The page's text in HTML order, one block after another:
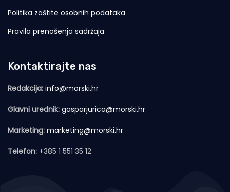
Politika zaštite osobnih podataka
Pravila prenošenja sadržaja
Kontaktirajte nas
Redakcija: info@morski.hr
Glavni urednik: gasparjurica@morski.hr
Marketing: marketing@morski.hr
Telefon: +385 1 551 35 12